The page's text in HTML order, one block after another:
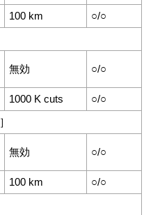
100 km ○/○
無効 ○/○
1000 K cuts ○/○
］
無効 ○/○
100 km ○/○